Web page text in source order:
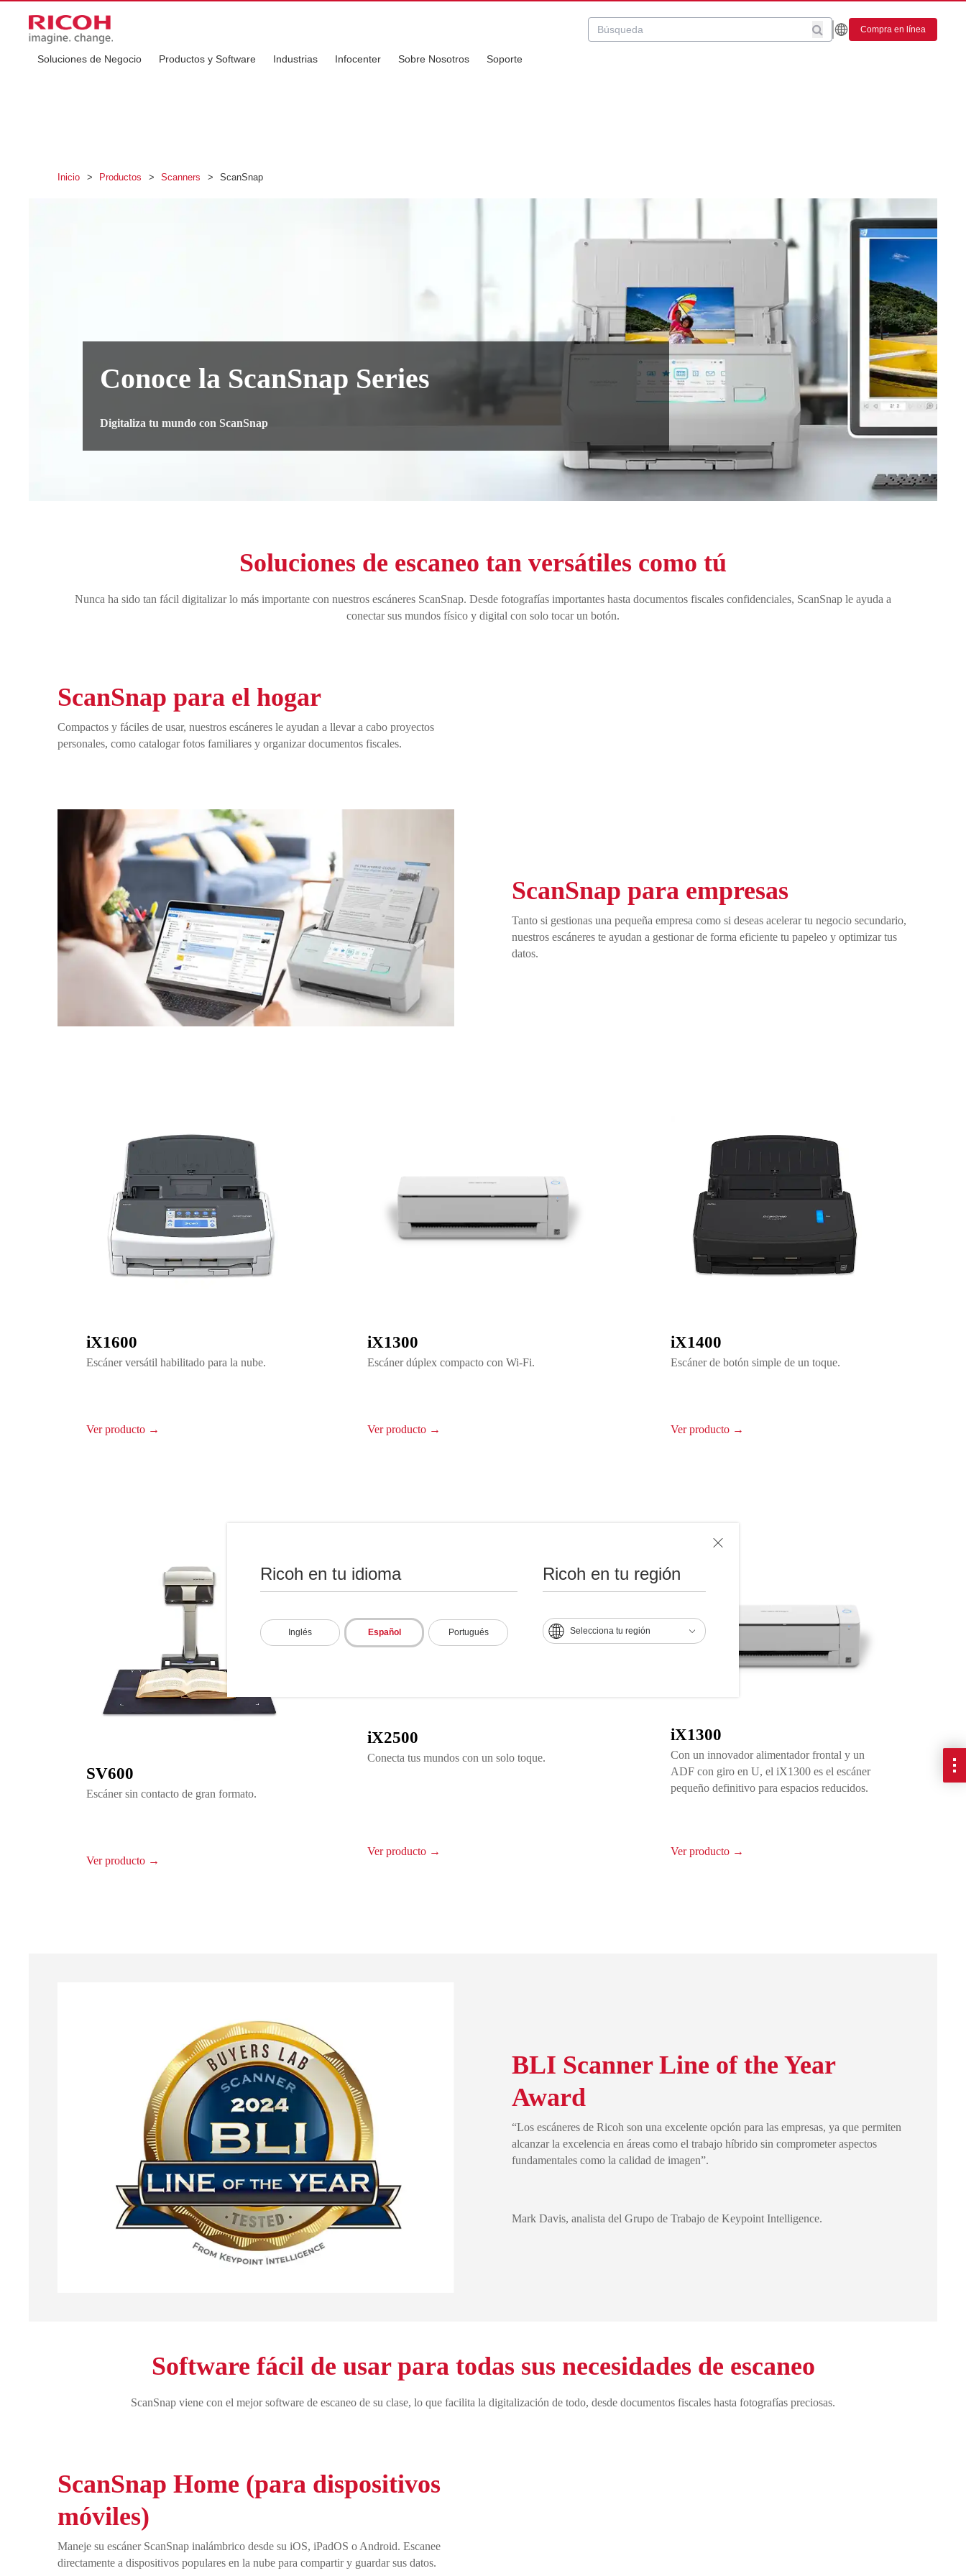
Ricoh en tu idioma
Inglés Español Portugués
Ricoh en tu región
Selecciona tu región
Compra en línea
Soluciones de Negocio Productos y Software Industrias Infocenter Sobre Nosotros Soporte
Inicio > Productos > Scanners > ScanSnap
Conoce la ScanSnap Series
Digitaliza tu mundo con ScanSnap
Soluciones de escaneo tan versátiles como tú
Nunca ha sido tan fácil digitalizar lo más importante con nuestros escáneres ScanSnap. Desde fotografías importantes hasta documentos fiscales confidenciales, ScanSnap le ayuda a
conectar sus mundos físico y digital con solo tocar un botón.
ScanSnap para el hogar
Compactos y fáciles de usar, nuestros escáneres le ayudan a llevar a cabo proyectos
personales, como catalogar fotos familiares y organizar documentos fiscales.
ScanSnap para empresas
Tanto si gestionas una pequeña empresa como si deseas acelerar tu negocio secundario,
nuestros escáneres te ayudan a gestionar de forma eficiente tu papeleo y optimizar tus
datos.
iX1600
Escáner versátil habilitado para la nube.
Ver producto →
iX1300
Escáner dúplex compacto con Wi-Fi.
Ver producto →
iX1400
Escáner de botón simple de un toque.
Ver producto →
SV600
Escáner sin contacto de gran formato.
Ver producto →
iX2500
Conecta tus mundos con un solo toque.
Ver producto →
iX1300
Con un innovador alimentador frontal y un
ADF con giro en U, el iX1300 es el escáner
pequeño definitivo para espacios reducidos.
Ver producto →
BLI Scanner Line of the Year
Award
“Los escáneres de Ricoh son una excelente opción para las empresas, ya que permiten
alcanzar la excelencia en áreas como el trabajo híbrido sin comprometer aspectos
fundamentales como la calidad de imagen”.
Mark Davis, analista del Grupo de Trabajo de Keypoint Intelligence.
Software fácil de usar para todas sus necesidades de escaneo
ScanSnap viene con el mejor software de escaneo de su clase, lo que facilita la digitalización de todo, desde documentos fiscales hasta fotografías preciosas.
ScanSnap Home (para dispositivos
móviles)
Maneje su escáner ScanSnap inalámbrico desde su iOS, iPadOS o Android. Escanee
directamente a dispositivos populares en la nube para compartir y guardar sus datos.